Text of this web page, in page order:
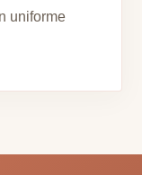
uniforme